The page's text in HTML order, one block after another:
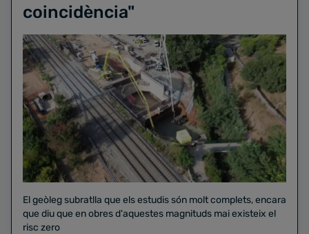
coincidència"
El geòleg subratlla que els estudis són molt complets, encara
que diu que en obres d'aquestes magnituds mai existeix el
risc zero